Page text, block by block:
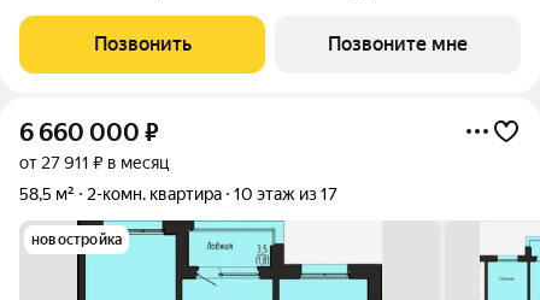
объединили заводскую точность конструкций, современную
архитектуру и уникальное расположение в экологически
Позвонить Позвоните мне
6 660 000 ₽
от 27 911 ₽ в месяц
58,5 м²
2-комн. квартира 10 этаж из 17
новостройка